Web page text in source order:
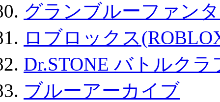
グランブルーファン
ロブロックス
Dr.STONE バトルク
ブルーアーカイブ